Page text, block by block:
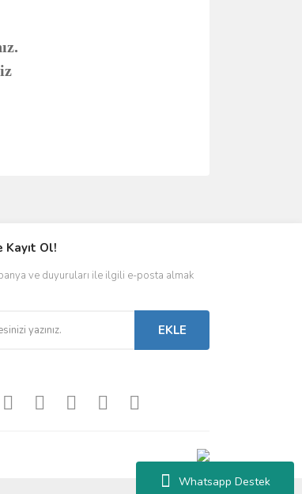
Whatsapp Destek
Ol!
ve duyuruları ile ilgili e-posta almak
EKLE